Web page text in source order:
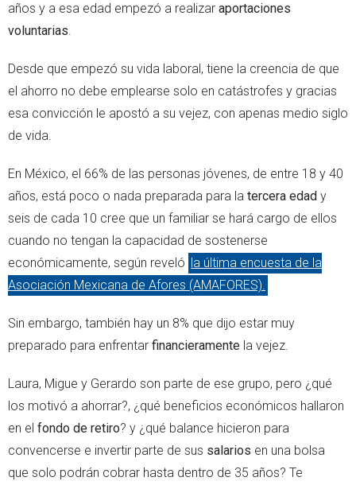
años y a esa edad empezó a realizar aportaciones
voluntarias.
Desde que empezó su vida laboral, tiene la creencia de que
el ahorro no debe emplearse solo en catástrofes y gracias
esa convicción le apostó a su vejez, con apenas medio siglo
de vida.
En México, el 66% de las personas jóvenes, de entre 18 y 40
años, está poco o nada preparada para la tercera edad y
seis de cada 10 cree que un familiar se hará cargo de ellos
cuando no tengan la capacidad de sostenerse
económicamente, según reveló
la última encuesta de la
Asociación Mexicana de Afores (AMAFORES).
Sin embargo, también hay un 8% que dijo estar muy
preparado para enfrentar financieramente la vejez.
Laura, Migue y Gerardo son parte de ese grupo, pero ¿qué
los motivó a ahorrar?, ¿qué beneficios económicos hallaron
en el fondo de retiro? y ¿qué balance hicieron para
convencerse e invertir parte de sus salarios en una bolsa
que solo podrán cobrar hasta dentro de 35 años? Te